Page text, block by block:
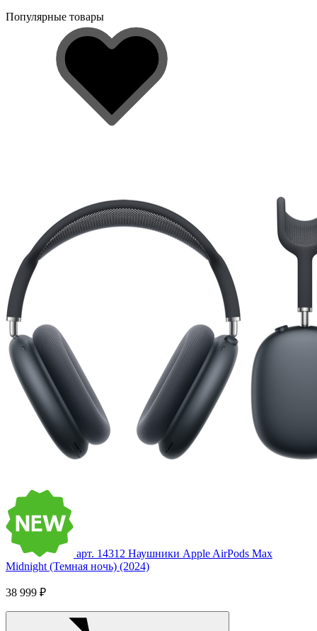
Популярные товары
арт. 14312 Наушники Apple AirPods Max
Midnight (Темная ночь) (2024)
38 999 ₽